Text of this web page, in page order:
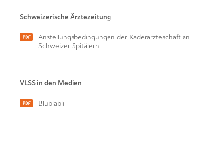
Schweizerische Ärztezeitung
Anstellungsbedingungen der Kaderärzteschaft an
Schweizer Spitälern
VLSS in den Medien
Blublabli